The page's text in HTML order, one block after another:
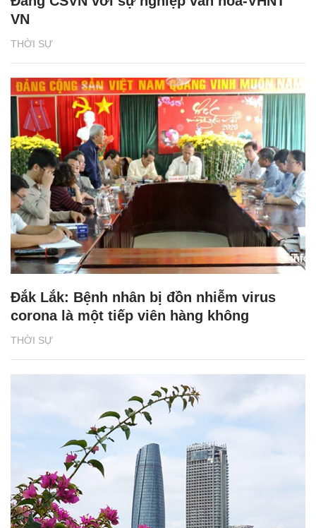
THỜI SỰ
VN
THỜI SỰ
Đắk Lắk: Bệnh nhân bị đồn nhiễm virus
corona là một tiếp viên hàng không